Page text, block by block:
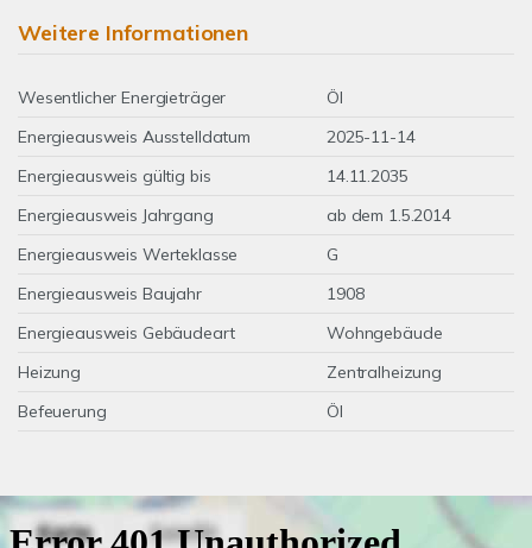
Weitere Informationen
Wesentlicher Energieträger
Öl
Energieausweis Ausstelldatum
2025-11-14
Energieausweis gültig bis
14.11.2035
Energieausweis Jahrgang
ab dem 1.5.2014
Energieausweis Werteklasse
G
Energieausweis Baujahr
1908
Energieausweis Gebäudeart
Wohngebäude
Heizung
Zentralheizung
Befeuerung
Öl